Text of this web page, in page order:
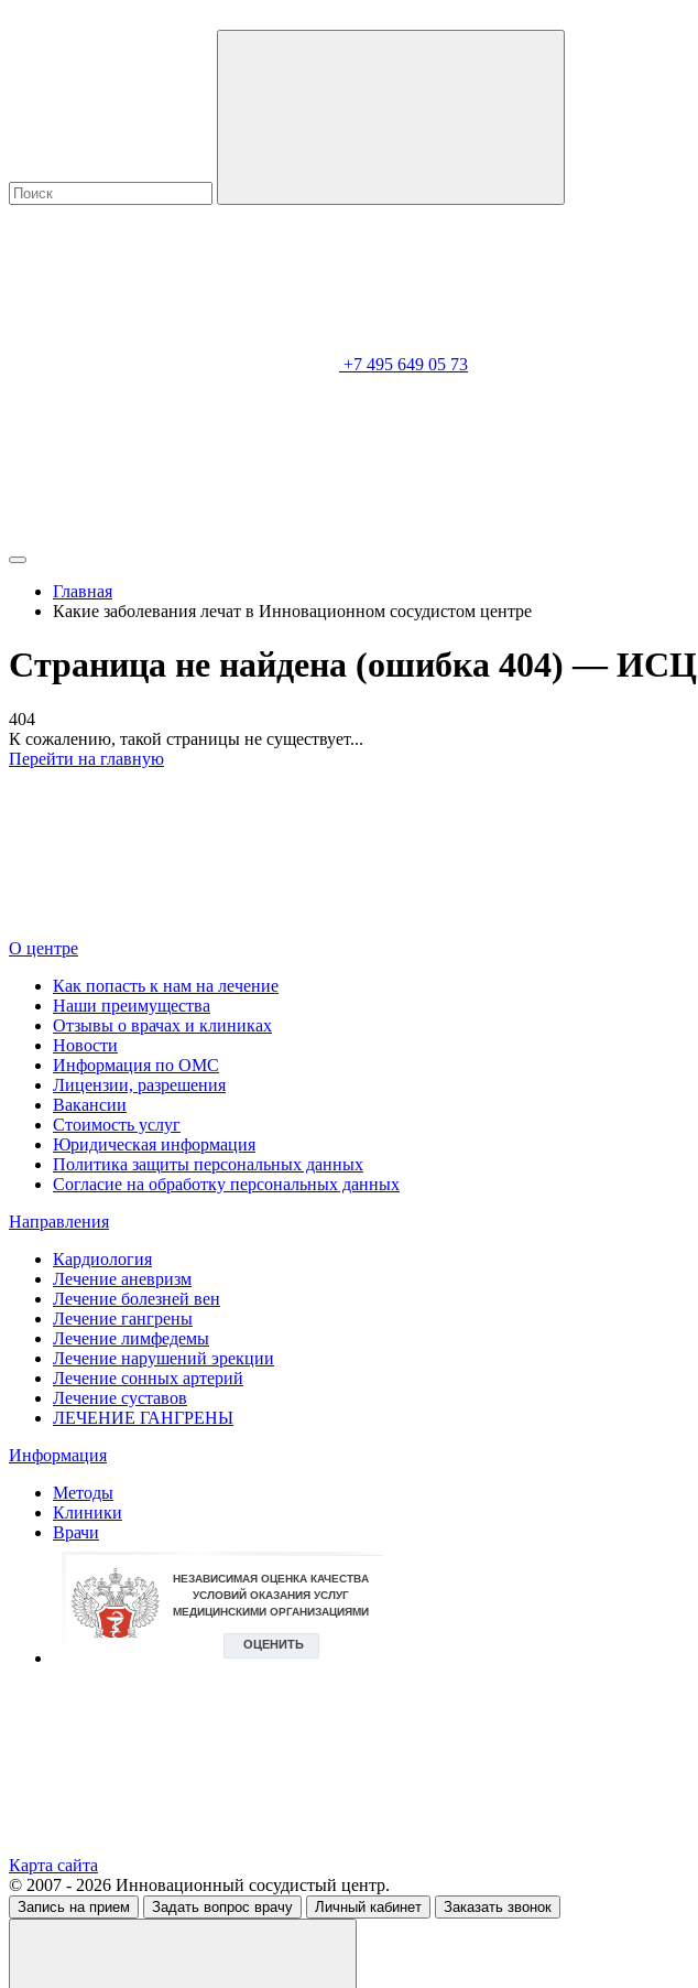
+7 495 649 05 73
Главная
Какие заболевания лечат в Инновационном сосудистом центре
Страница не найдена (ошибка 404) — ИСЦ
404
К сожалению, такой страницы не существует...
Перейти на главную
О центре
Как попасть к нам на лечение
Наши преимущества
Отзывы о врачах и клиниках
Новости
Информация по ОМС
Лицензии, разрешения
Вакансии
Стоимость услуг
Юридическая информация
Политика защиты персональных данных
Согласие на обработку персональных данных
Направления
Кардиология
Лечение аневризм
Лечение болезней вен
Лечение гангрены
Лечение лимфедемы
Лечение нарушений эрекции
Лечение сонных артерий
Лечение суставов
ЛЕЧЕНИЕ ГАНГРЕНЫ
Информация
Методы
Клиники
Врачи
Карта сайта
© 2007 - 2026 Инновационный сосудистый центр.
Запись на прием Задать вопрос врачу Личный кабинет Заказать звонок